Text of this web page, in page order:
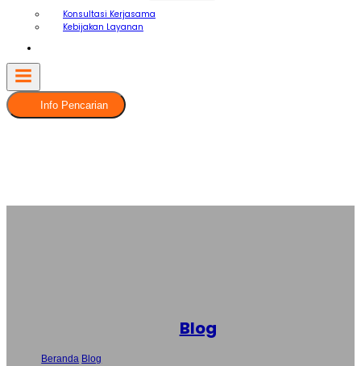
Konsultasi Kerjasama
Kebijakan Layanan
Info Pencarian
Blog
Beranda Blog